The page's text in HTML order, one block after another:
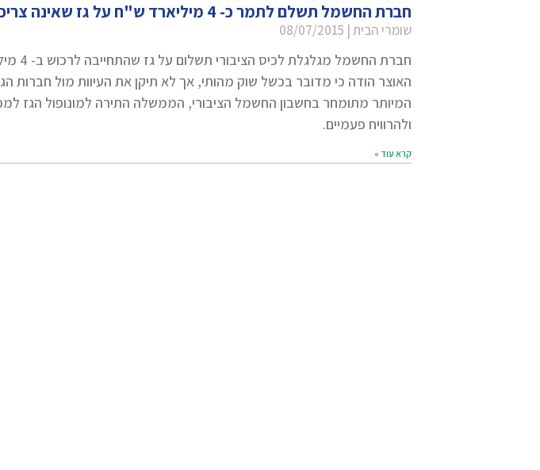
חברת החשמל תשלם לתמר כ- 4 מיליארד ש"ח על גז שאינה צריכה
שומרי הבית
חברת
האוצר הודה כי מדובר בכשל שוק מהותי, אך לא תיקן את העיוות מול חברות
המיותר מתומחר בחשבון החשמל הציבורי, הממשלה התירה למונופול הגז
ולהרוויח פעמיים.
קרא עוד »